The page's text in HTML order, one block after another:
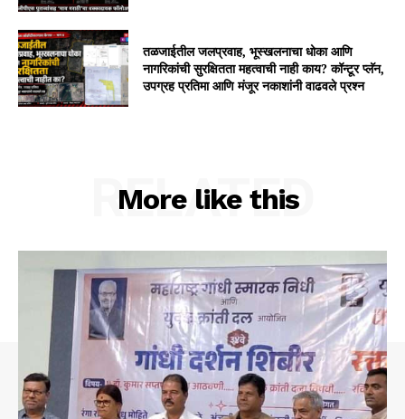
तळजाईतील जलप्रवाह, भूस्खलनाचा धोका आणि
नागरिकांची सुरक्षितता महत्वाची नाही काय? कॉन्टूर प्लॅन,
उपग्रह प्रतिमा आणि मंजूर नकाशांनी वाढवले प्रश्न
More like this
RELATED